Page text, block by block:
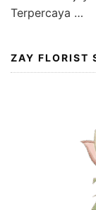
Terpercaya …
ZAY FLORIST